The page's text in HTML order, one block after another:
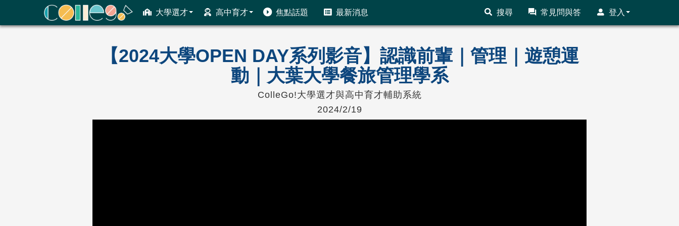
大學選才 高中育才 焦點話題 最新消息 搜尋 常見問與答 登入
ColleGo! 大學選才與高中育才輔助系統
【2024大學OPEN DAY系列影音】認識前輩｜管理｜遊憩運
動｜大葉大學餐旅管理學系
ColleGo!大學選才與高中育才輔助系統
2024/2/19